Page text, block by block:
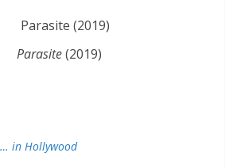
Parasite(2019)
in Hollywood